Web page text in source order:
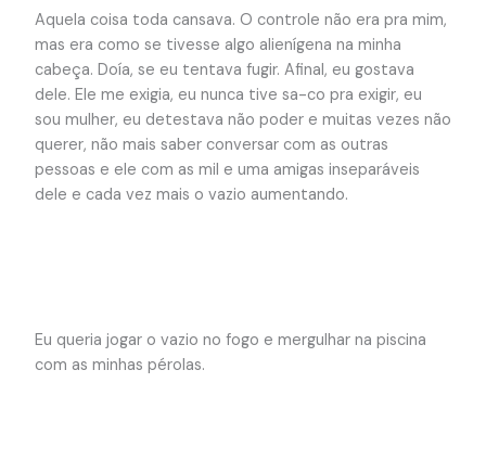
Aquela coisa toda cansava. O controle não era pra mim,
mas era como se tivesse algo alienígena na minha
cabeça. Doía, se eu tentava fugir. Afinal, eu gostava
dele. Ele me exigia, eu nunca tive sa-co pra exigir, eu
sou mulher, eu detestava não poder e muitas vezes não
querer, não mais saber conversar com as outras
pessoas e ele com as mil e uma amigas inseparáveis
dele e cada vez mais o vazio aumentando.
Eu queria jogar o vazio no fogo e mergulhar na piscina
com as minhas pérolas.